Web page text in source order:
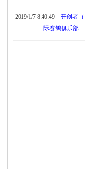
2019/1/7 8:40:49 开创者（
际赛鸽俱乐部